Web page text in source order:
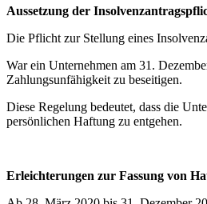
Aussetzung der
Die Pflicht zur Stellung eines
War ein Unternehmen am 31.
Zahlungsunfähigkeit zu beseitigen.
Diese Regelung bedeutet, dass die
persönlichen Haftung zu entgehen.
Erleichterungen zur Fassung von